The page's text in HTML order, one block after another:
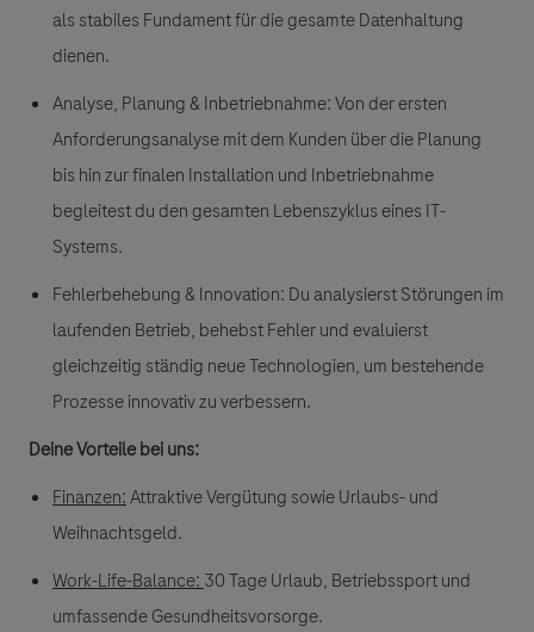
als stabiles Fundament für die gesamte Datenhaltung
dienen.
Analyse, Planung & Inbetriebnahme:Von der ersten
Anforderungsanalyse mit dem Kunden über die Planung
bis hin zur finalen Installation und Inbetriebnahme
begleitest du den gesamten Lebenszyklus eines IT-
Systems.
Fehlerbehebung & Innovation: Du analysierst Störungen im
laufenden Betrieb, behebst Fehler und evaluierst
gleichzeitig ständig neue Technologien, um bestehende
Prozesse innovativ zu verbessern.
Deine Vorteile bei uns:
Finanzen:Attraktive Vergütung sowie Urlaubs- und
Weihnachtsgeld.
Work-Life-Balance: 30 Tage Urlaub, Betriebssport und
umfassende Gesundheitsvorsorge.